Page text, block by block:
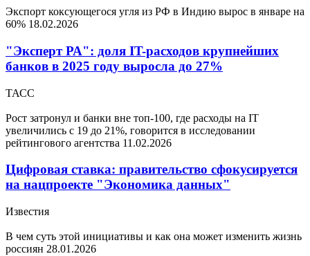
Экспорт коксующегося угля из РФ в Индию вырос в январе на
60% 18.02.2026
"Эксперт РА": доля IT-расходов крупнейших
банков в 2025 году выросла до 27%
ТАСС
Рост затронул и банки вне топ-100, где расходы на IT
увеличились с 19 до 21%, говорится в исследовании
рейтингового агентства 11.02.2026
Цифровая ставка: правительство сфокусируется
на нацпроекте "Экономика данных"
Известия
В чем суть этой инициативы и как она может изменить жизнь
россиян 28.01.2026